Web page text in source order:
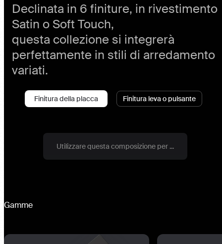
Declinata in 6 finiture, in rivestimento
Satin o Soft Touch,
questa collezione si integrerà
perfettamente in stili di arredamento
variati.
Finitura della placca Finitura leva o pulsante
Utilizzare questa composizione per ...
Gamme